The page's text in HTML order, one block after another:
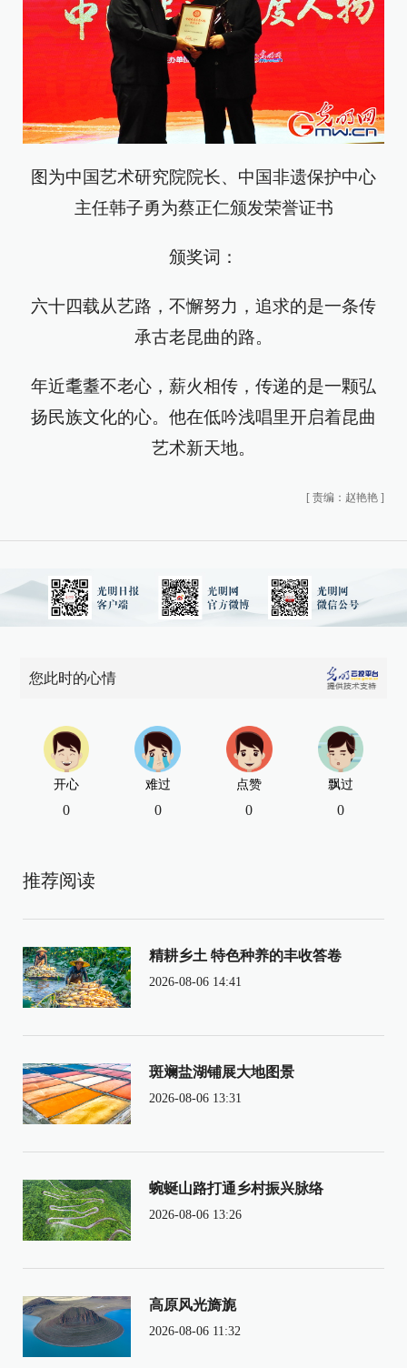
图为中国艺术研究院院长、中国非遗保护中心
主任韩子勇为蔡正仁颁发荣誉证书
颁奖词：
六十四载从艺路，不懈努力，追求的是一条传
承古老昆曲的路。
年近耄耋不老心，薪火相传，传递的是一颗弘
扬民族文化的心。他在低吟浅唱里开启着昆曲
艺术新天地。
[ 责编：赵艳艳 ]
您此时的心情
开心
0
难过
0
点赞
0
飘过
0
推荐阅读
精耕乡土 特色种养的丰收答卷
2026-08-06 14:41
斑斓盐湖铺展大地图景
2026-08-06 13:31
蜿蜒山路打通乡村振兴脉络
2026-08-06 13:26
高原风光旖旎
2026-08-06 11:32